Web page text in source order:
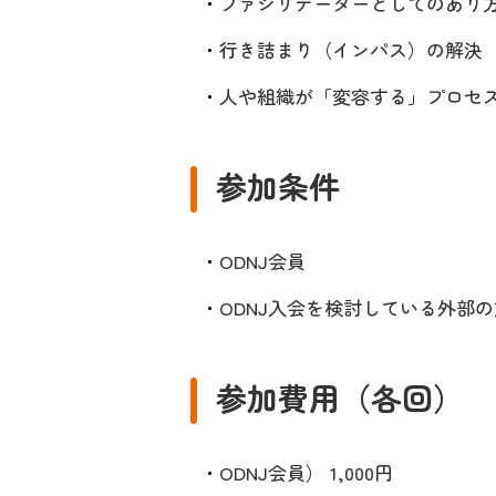
行き詰まり（インパス）の解決
人や組織が「変容する」プロセ
参加条件
ODNJ会員
ODNJ入会を検討している外部
参加費用（各回）
ODNJ会員） 1,000円